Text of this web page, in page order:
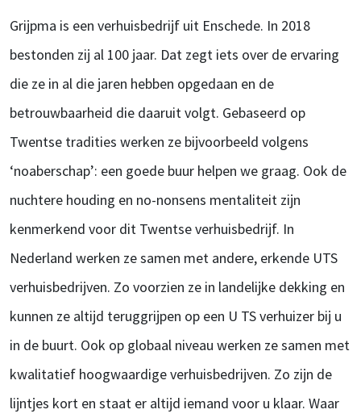
Grijpma is een verhuisbedrijf uit Enschede. In 2018
bestonden zij al 100 jaar. Dat zegt iets over de ervaring
die ze in al die jaren hebben opgedaan en de
betrouwbaarheid die daaruit volgt. Gebaseerd op
Twentse tradities werken ze bijvoorbeeld volgens
‘noaberschap’: een goede buur helpen we graag. Ook de
nuchtere houding en no-nonsens mentaliteit zijn
kenmerkend voor dit Twentse verhuisbedrijf. In
Nederland werken ze samen met andere, erkende UTS
verhuisbedrijven. Zo voorzien ze in landelijke dekking en
kunnen ze altijd teruggrijpen op een U TS verhuizer bij u
in de buurt. Ook op globaal niveau werken ze samen met
kwalitatief hoogwaardige verhuisbedrijven. Zo zijn de
lijntjes kort en staat er altijd iemand voor u klaar. Waar